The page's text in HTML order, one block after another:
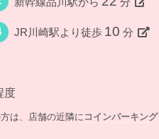
JR川崎駅より徒歩 10 分
度
は、店舗の近隣に コインパーキング